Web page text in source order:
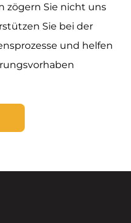
zögern Sie nicht uns
Sie bei der
und helfen